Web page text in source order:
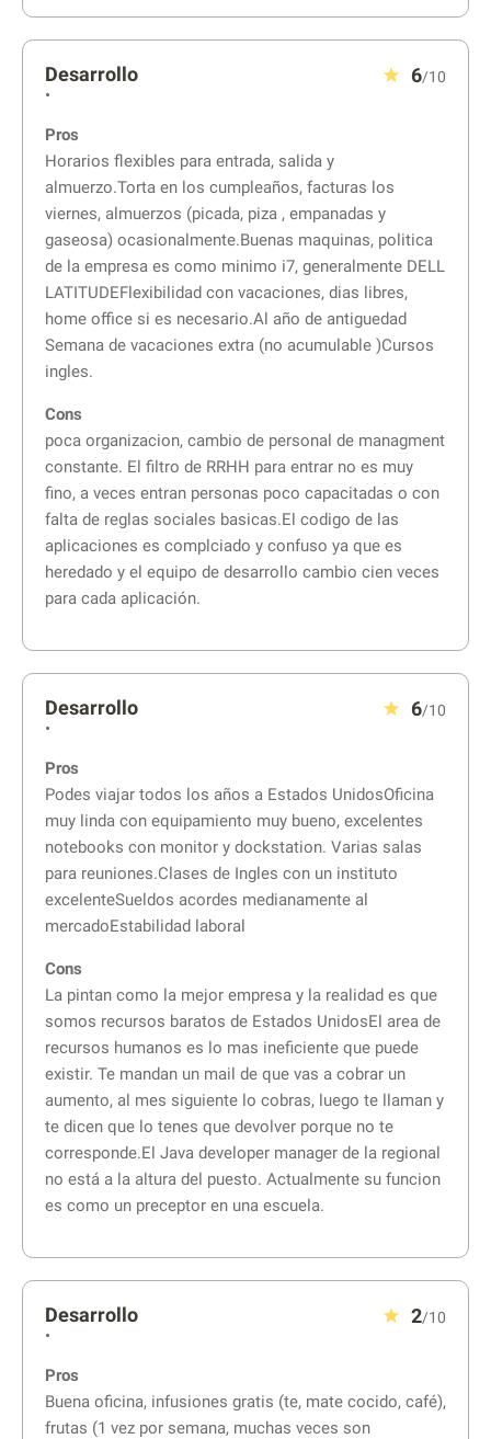
Desarrollo
•
6/10
Pros
Horarios flexibles para entrada, salida y
almuerzo.Torta en los cumpleaños, facturas los
viernes, almuerzos (picada, piza , empanadas y
gaseosa) ocasionalmente.Buenas maquinas, politica
de la empresa es como minimo i7, generalmente DELL
LATITUDEFlexibilidad con vacaciones, dias libres,
home office si es necesario.Al año de antiguedad
Semana de vacaciones extra (no acumulable )Cursos
ingles.
Cons
poca organizacion, cambio de personal de managment
constante. El filtro de RRHH para entrar no es muy
fino, a veces entran personas poco capacitadas o con
falta de reglas sociales basicas.El codigo de las
aplicaciones es complciado y confuso ya que es
heredado y el equipo de desarrollo cambio cien veces
para cada aplicación.
Desarrollo
•
6/10
Pros
Podes viajar todos los años a Estados UnidosOficina
muy linda con equipamiento muy bueno, excelentes
notebooks con monitor y dockstation. Varias salas
para reuniones.Clases de Ingles con un instituto
excelenteSueldos acordes medianamente al
mercadoEstabilidad laboral
Cons
La pintan como la mejor empresa y la realidad es que
somos recursos baratos de Estados UnidosEl area de
recursos humanos es lo mas ineficiente que puede
existir. Te mandan un mail de que vas a cobrar un
aumento, al mes siguiente lo cobras, luego te llaman y
te dicen que lo tenes que devolver porque no te
corresponde.El Java developer manager de la regional
no está a la altura del puesto. Actualmente su funcion
es como un preceptor en una escuela.
Desarrollo
•
2/10
Pros
Buena oficina, infusiones gratis (te, mate cocido, café),
frutas (1 vez por semana, muchas veces son